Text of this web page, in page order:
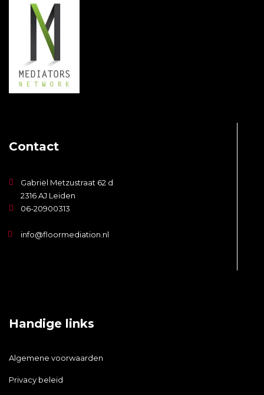
Contact
Gabriël Metzustraat 62 d
2316 AJ Leiden
06-20900313
info@floormediation.nl
Handige links
Algemene voorwaarden
Privacy beleid